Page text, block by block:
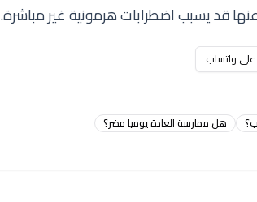
عنها قد يسبب اضطرابات هرمونية غير مباشرة.
واتساب
هل ممارسة العادة يوميا مضر؟